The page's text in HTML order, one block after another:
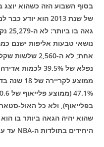
בסוף השבוע הזה כשהוא יוצג
של שנת 2013 הוא
ממוצע
שהוא יהיה הגאה ביותר בו
היחידים בתולדות ה-NBA עד עתה בהיכל התהילה של ה-NBA